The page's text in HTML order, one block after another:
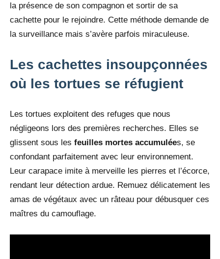
la présence de son compagnon et sortir de sa
cachette pour le rejoindre. Cette méthode demande de
la surveillance mais s’avère parfois miraculeuse.
Les cachettes insoupçonnées
où les tortues se réfugient
Les tortues exploitent des refuges que nous
négligeons lors des premières recherches. Elles se
glissent sous les feuilles mortes accumulées, se
confondant parfaitement avec leur environnement.
Leur carapace imite à merveille les pierres et l’écorce,
rendant leur détection ardue. Remuez délicatement les
amas de végétaux avec un râteau pour débusquer ces
maîtres du camouflage.